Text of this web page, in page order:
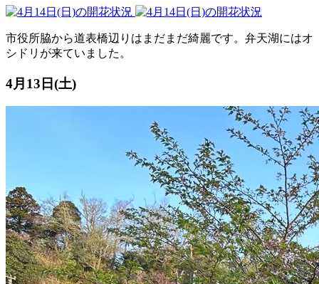
市役所脇から道表橋辺りはまだまだ綺麗です。弁天湖にはオ
シドリが来ていました。
4月13日(土)